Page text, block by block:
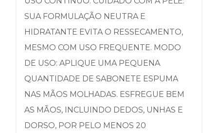
SUA FORMULAÇÃO NEUTRA E
HIDRATANTE EVITA O RESSECAMENTO,
MESMO COM USO FREQUENTE. MODO
DE USO: APLIQUE UMA PEQUENA
QUANTIDADE DE SABONETE ESPUMA
NAS MÃOS MOLHADAS. ESFREGUE BEM
AS MÃOS, INCLUINDO DEDOS, UNHAS E
DORSO, POR PELO MENOS 20